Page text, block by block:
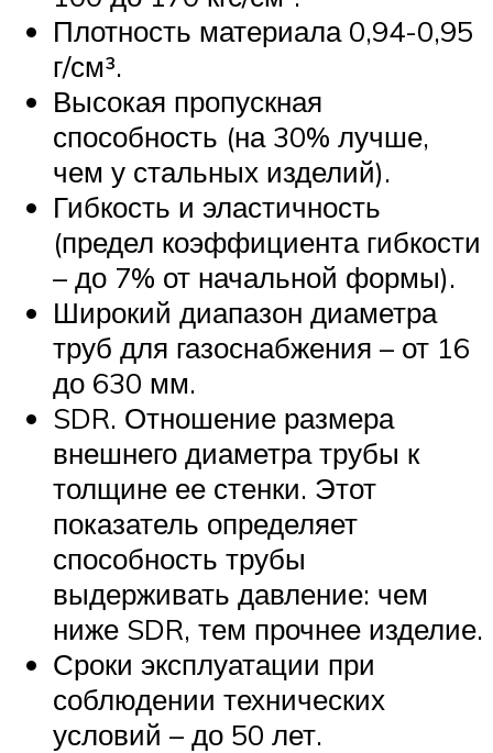
Плотность материала 0,94-0,95
г/см³.
Высокая пропускная
способность (на 30% лучше,
чем у стальных изделий).
Гибкость и эластичность
(предел коэффициента гибкости
– до 7% от начальной формы).
Широкий диапазон диаметра
труб для газоснабжения – от 16
до 630 мм.
SDR. Отношение размера
внешнего диаметра трубы к
толщине ее стенки. Этот
показатель определяет
способность трубы
выдерживать давление: чем
ниже SDR, тем прочнее изделие.
Сроки эксплуатации при
соблюдении технических
условий – до 50 лет.